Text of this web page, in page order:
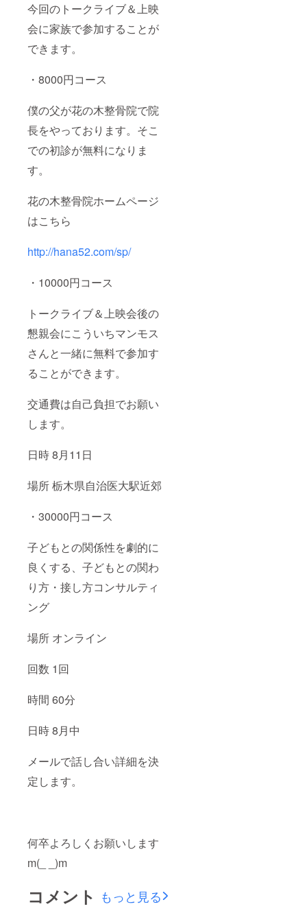
今回のトークライブ＆上映
会に家族で参加することが
できます。
・8000円コース
僕の父が花の木整骨院で院
長をやっております。そこ
での初診が無料になりま
す。
花の木整骨院ホームページ
はこちら
http://hana52.com/sp/
・10000円コース
トークライブ＆上映会後の
懇親会にこういちマンモス
さんと一緒に無料で参加す
ることができます。
交通費は自己負担でお願い
します。
日時 8月11日
場所 栃木県自治医大駅近郊
・30000円コース
子どもとの関係性を劇的に
良くする、子どもとの関わ
り方・接し方コンサルティ
ング
場所 オンライン
回数 1回
時間 60分
日時 8月中
メールで話し合い詳細を決
定します。
何卒よろしくお願いします
m(_ _)m
コメント もっと見る